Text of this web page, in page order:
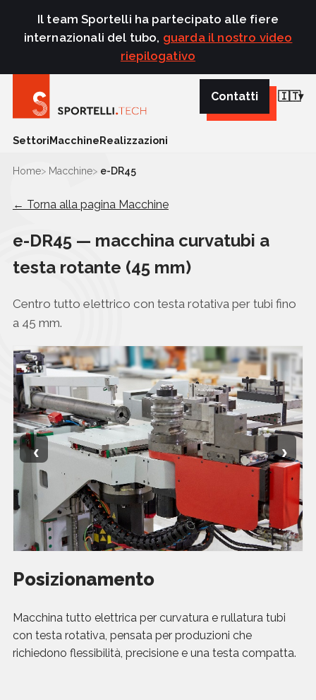
Il team Sportelli ha partecipato alle fiere
internazionali del tubo, guarda il nostro video
riepilogativo
SettoriMacchineRealizzazioni
Contatti 🇮🇹
Home Macchine e-DR45
← Torna alla pagina Macchine
e-DR45 — macchina curvatubi a
testa rotante (45 mm)
Centro tutto elettrico con testa rotativa per tubi fino
a 45 mm.
‹ ›
Posizionamento
Macchina tutto elettrica per curvatura e rullatura tubi
con testa rotativa, pensata per produzioni che
richiedono flessibilità, precisione e una testa compatta.